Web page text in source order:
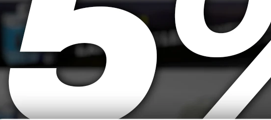
215/65 R16 102H Wrangler
Workhorse AT